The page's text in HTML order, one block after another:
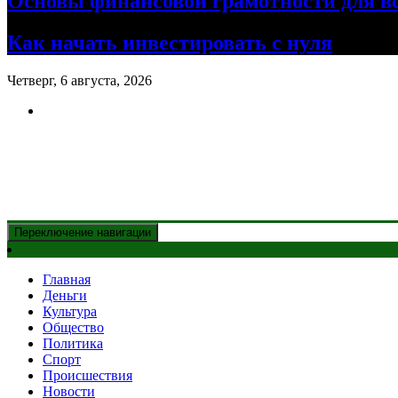
Как начать инвестировать с нуля
Четверг, 6 августа, 2026
Переключение навигации
Главная
Деньги
Культура
Общество
Политика
Спорт
Происшествия
Новости